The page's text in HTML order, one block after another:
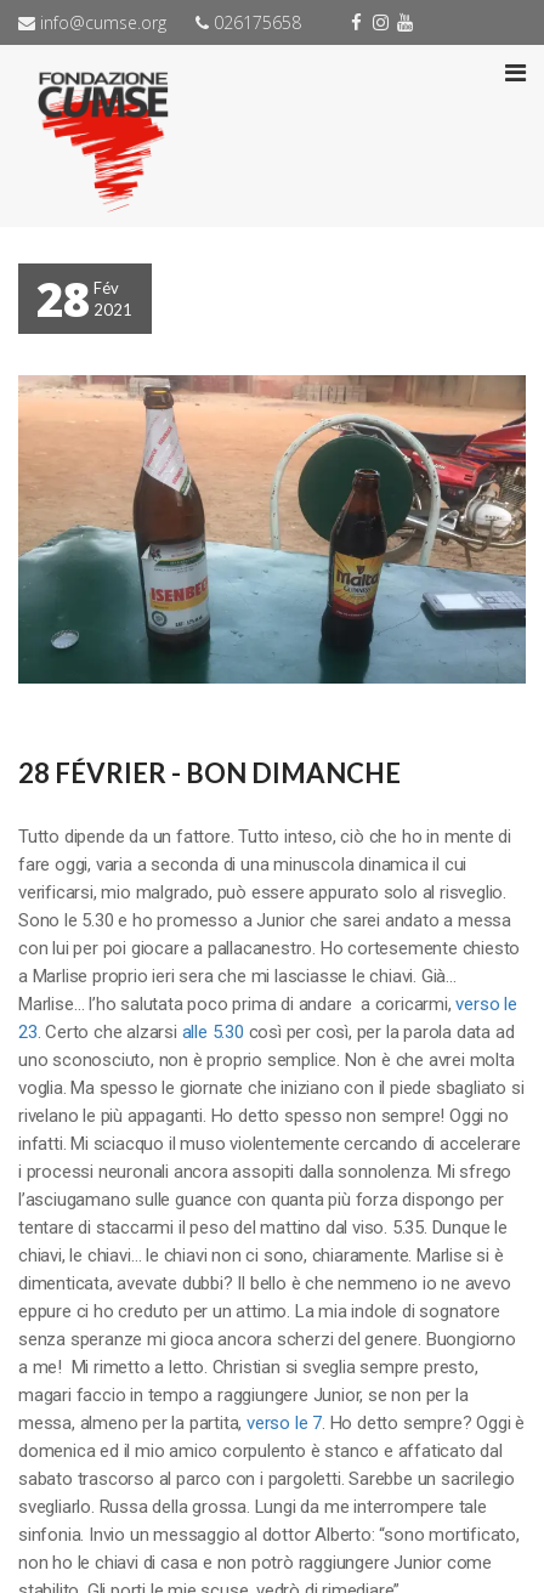
info@cumse.org 026175658
28 Fév
2021
28 FÉVRIER - BON DIMANCHE
Tutto dipende da un fattore. Tutto inteso, ciò che ho in mente di
fare oggi, varia a seconda di una minuscola dinamica il cui
verificarsi, mio malgrado, può essere appurato solo al risveglio.
Sono le 5.30 e ho promesso a Junior che sarei andato a messa
con lui per poi giocare a pallacanestro. Ho cortesemente chiesto
a Marlise proprio ieri sera che mi lasciasse le chiavi. Già…
Marlise… l’ho salutata poco prima di andare a coricarmi,verso le
23. Certo che alzarsi alle 5.30 così per così, per la parola data ad
uno sconosciuto, non è proprio semplice. Non è che avrei molta
voglia. Ma spesso le giornate che iniziano con il piede sbagliato si
rivelano le più appaganti. Ho detto spesso non sempre! Oggi no
infatti. Mi sciacquo il muso violentemente cercando di accelerare
i processi neuronali ancora assopiti dalla sonnolenza. Mi sfrego
l’asciugamano sulle guance con quanta più forza dispongo per
tentare di staccarmi il peso del mattino dal viso. 5.35. Dunque le
chiavi, le chiavi… le chiavi non ci sono, chiaramente. Marlise si è
dimenticata, avevate dubbi? Il bello è che nemmeno io ne avevo
eppure ci ho creduto per un attimo. La mia indole di sognatore
senza speranze mi gioca ancora scherzi del genere. Buongiorno
a me! Mi rimetto a letto. Christian si sveglia sempre presto,
magari faccio in tempo a raggiungere Junior, se non per la
messa, almeno per la partita,verso le 7. Ho detto sempre? Oggi è
domenica ed il mio amico corpulento è stanco e affaticato dal
sabato trascorso al parco con i pargoletti. Sarebbe un sacrilegio
svegliarlo. Russa della grossa. Lungi da me interrompere tale
sinfonia. Invio un messaggio al dottor Alberto: “sono mortificato,
non ho le chiavi di casa e non potrò raggiungere Junior come